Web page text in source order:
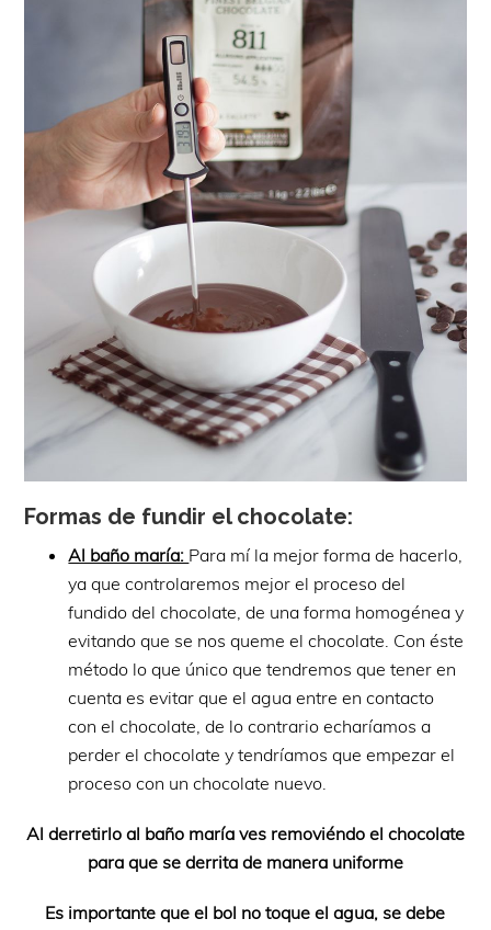
Formas de fundir el chocolate:
Al baño maría: Para mí la mejor forma de hacerlo,
ya que controlaremos mejor el proceso del
fundido del chocolate, de una forma homogénea y
evitando que se nos queme el chocolate. Con éste
método lo que único que tendremos que tener en
cuenta es evitar que el agua entre en contacto
con el chocolate, de lo contrario echaríamos a
perder el chocolate y tendríamos que empezar el
proceso con un chocolate nuevo.
Al derretirlo al baño maría ves removiéndo el chocolate
para que se derrita de manera uniforme
Es importante que el bol no toque el agua, se debe